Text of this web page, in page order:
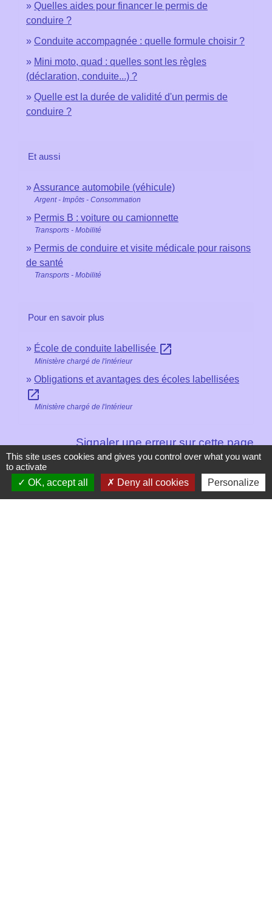
Quelles aides pour financer le permis de
conduire ?
Conduite accompagnée : quelle formule choisir ?
Mini moto, quad : quelles sont les règles
(déclaration, conduite...) ?
Quelle est la durée de validité d'un permis de
conduire ?
Et aussi
Assurance automobile (véhicule)
Argent - Impôts - Consommation
Permis B : voiture ou camionnette
Transports - Mobilité
Permis de conduire et visite médicale pour raisons
de santé
Transports - Mobilité
Pour en savoir plus
École de conduite labellisée open_in_new
Ministère chargé de l'intérieur
Obligations et avantages des écoles labellisées
open_in_new
Ministère chargé de l'intérieur
Signaler une erreur sur cette page
This site uses cookies and gives you control over what you want
to activate
OK, accept all
Deny all cookies Personalize